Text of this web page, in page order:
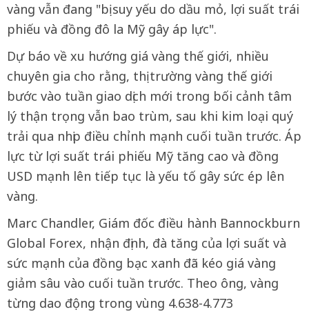
vàng vẫn đang "bị suy yếu do dầu mỏ, lợi suất trái
phiếu và đồng đô la Mỹ gây áp lực".
Dự báo về xu hướng giá vàng thế giới, nhiều
chuyên gia cho rằng, thị trường vàng thế giới
bước vào tuần giao dịch mới trong bối cảnh tâm
lý thận trọng vẫn bao trùm, sau khi kim loại quý
trải qua nhịp điều chỉnh mạnh cuối tuần trước. Áp
lực từ lợi suất trái phiếu Mỹ tăng cao và đồng
USD mạnh lên tiếp tục là yếu tố gây sức ép lên
vàng.
Marc Chandler, Giám đốc điều hành Bannockburn
Global Forex, nhận định, đà tăng của lợi suất và
sức mạnh của đồng bạc xanh đã kéo giá vàng
giảm sâu vào cuối tuần trước. Theo ông, vàng
từng dao động trong vùng 4.638-4.773